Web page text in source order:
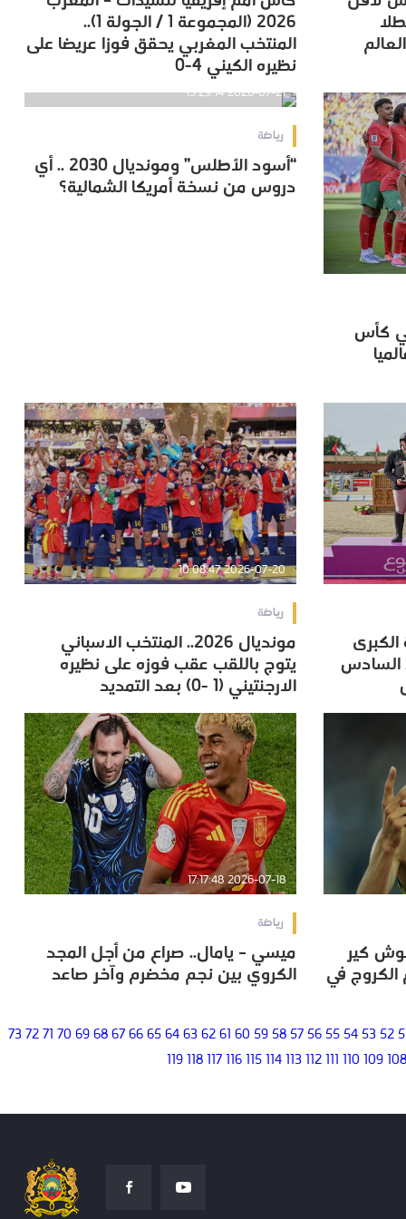
2026 (المجموعة 1 / الجولة 1)..
المنتخب المغربي يحقق فوزا عريضا على
نظيره الكيني 4-0
2026 (المجموعة 1 / الجولة 1)..
المنتخب المغربي يحقق فوزا عريضا على
نظيره الكيني 4-0
كأس
كأس
2026-07-21 15:29:14
رياضة
“أسود الأطلس” ومونديال 2030 .. أي
دروس من نسخة أمريكا الشمالية؟“أسود الأطلس” ومونديال 2030 .. أي
دروس من نسخة أمريكا الشمالية؟
الكبرى
السادس
الكبرى
السادس
2026-07-20 10:08:47
رياضة
مونديال 2026.. المنتخب الاسباني
يتوج باللقب عقب فوزه على نظيره
الارجنتيني (1 -0) بعد التمديد
مونديال 2026.. المنتخب الاسباني
يتوج باللقب عقب فوزه على نظيره
الارجنتيني (1 -0) بعد التمديد
جوش كير
فيجوش كير
الكروج في
2026-07-18 17:17:48
رياضة
ميسي – يامال.. صراع من أجل المجد
الكروي بين نجم مخضرم وآخر صاعد
ميسي – يامال.. صراع من أجل المجد
الكروي بين نجم مخضرم وآخر صاعد
52
53
54
55
56
57
58
59
60
61
62
63
64
65
66
67
68
69
70
71
72
73
108
109
110
111
112
113
114
115
116
117
118
119